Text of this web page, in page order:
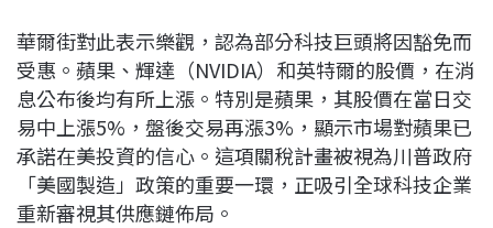
華爾街對此表示樂觀，認為部分科技巨頭將因豁免而
受惠。蘋果、輝達（NVIDIA）和英特爾的股價，在消
息公布後均有所上漲。特別是蘋果，其股價在當日交
易中上漲5%，盤後交易再漲3%，顯示市場對蘋果已
承諾在美投資的信心。這項關稅計畫被視為川普政府
「美國製造」政策的重要一環，正吸引全球科技企業
重新審視其供應鏈佈局。